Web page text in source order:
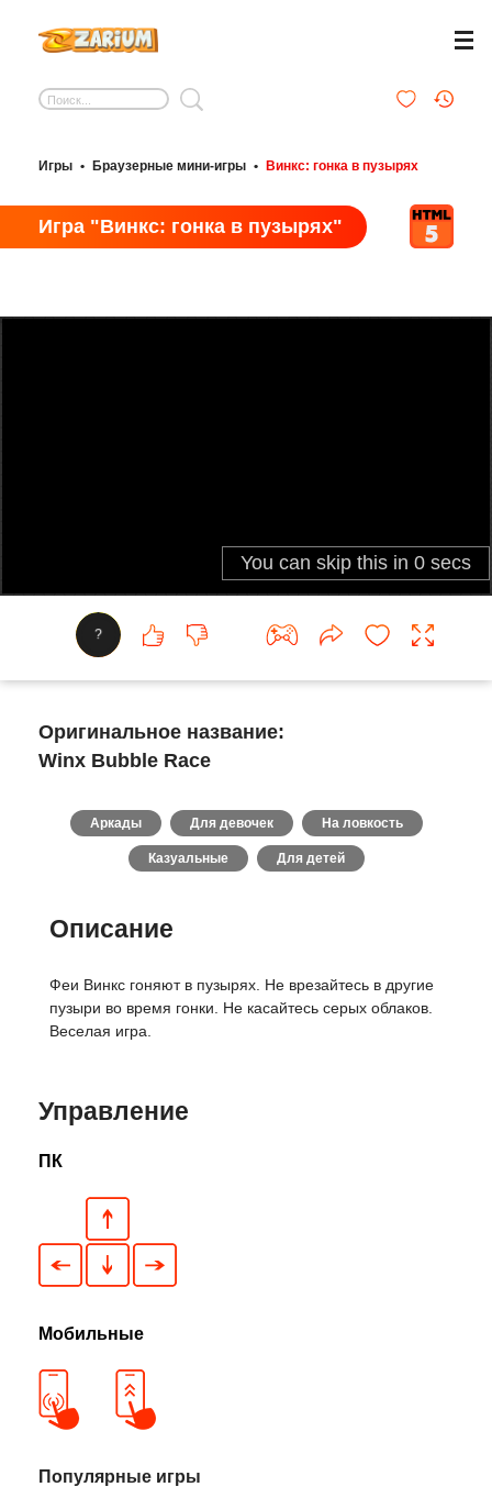
Игры • Браузерные мини-игры • Винкс: гонка в пузырях
Игра "Винкс: гонка в пузырях"
?
Оригинальное название:
Winx Bubble Race
Аркады Для девочек На ловкость
Казуальные Для детей
Описание
Феи Винкс гоняют в пузырях. Не врезайтесь в другие
пузыри во время гонки. Не касайтесь серых облаков.
Веселая игра.
Управление
ПК
Мобильные
Популярные игры